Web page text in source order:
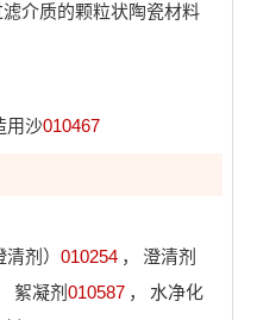
滤介质的颗粒状陶瓷材料
用沙010467
剂） 010254 ，
澄清剂
絮凝剂 010587 ，
水净化